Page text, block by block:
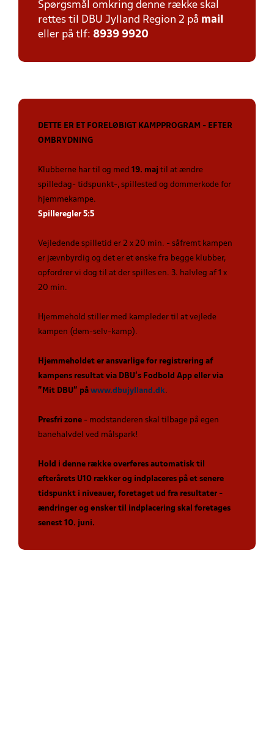
Spørgsmål omkring denne række skal
rettes til DBU Jylland Region 2 på mail
eller på tlf: 8939 9920
DETTE ER ET FORELØBIGT KAMPPROGRAM - EFTER
OMBRYDNING
Klubberne har til og med 19. maj til at ændre
spilledag- tidspunkt-, spillested og dommerkode for
hjemmekampe.
Spilleregler 5:5
Vejledende spilletid er 2 x 20 min. - såfremt kampen
er jævnbyrdig og det er et ønske fra begge klubber,
opfordrer vi dog til at der spilles en. 3. halvleg af 1 x
20 min.
Hjemmehold stiller med kampleder til at vejlede
kampen (døm-selv-kamp).
Hjemmeholdet er ansvarlige for registrering af
kampens resultat via DBU’s Fodbold App eller via
”Mit DBU” på www.dbujylland.dk.
Presfri zone - modstanderen skal tilbage på egen
banehalvdel ved målspark!
Hold i denne række overføres automatisk til
efterårets U10 rækker og indplaceres på et senere
tidspunkt i niveauer, foretaget ud fra resultater -
ændringer og ønsker til indplacering skal foretages
senest 10. juni.